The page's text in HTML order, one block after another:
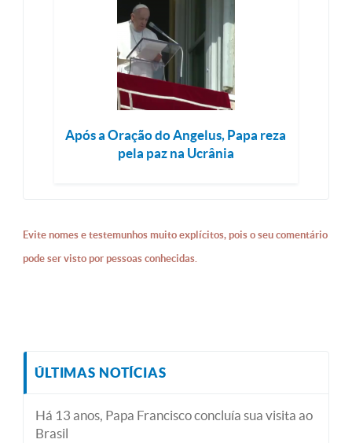
Após a Oração do Angelus, Papa reza
pela paz na Ucrânia
Evite nomes e testemunhos muito explícitos, pois o seu comentário
pode ser visto por pessoas conhecidas.
ÚLTIMAS NOTÍCIAS
Há 13 anos, Papa Francisco concluía sua visita ao
Brasil